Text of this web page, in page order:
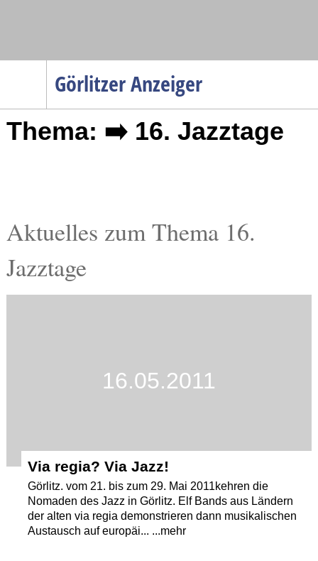
Görlitzer Anzeiger
Menüpunkte
Startseite
Verkehr
Gesundheit
Thema: ➡️ 16. Jazztage
Aktuelles zum Thema 16.
Jazztage
16.05.2011
Via regia? Via Jazz!
Görlitz. vom 21. bis zum 29. Mai 2011kehren die
Nomaden des Jazz in Görlitz. Elf Bands aus Ländern
der alten via regia demonstrieren dann musikalischen
Austausch auf europäi... ...mehr